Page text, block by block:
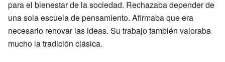
para el bienestar de la sociedad. Rechazaba depender de
una sola escuela de pensamiento. Afirmaba que era
necesario renovar las ideas. Su trabajo también valoraba
mucho la tradición clásica.